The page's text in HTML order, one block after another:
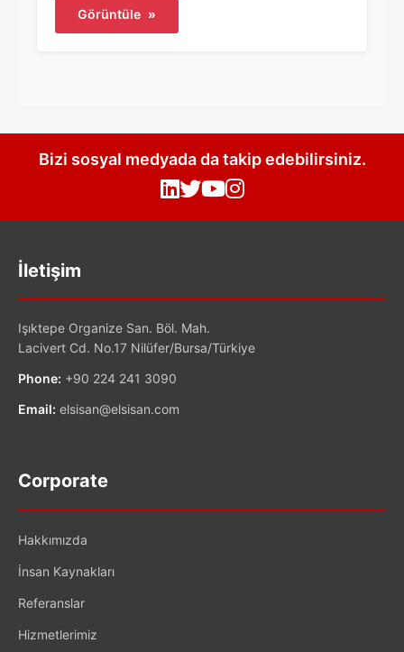
Görüntüle »
Bizi sosyal medyada da takip edebilirsiniz.
İletişim
Işıktepe Organize San. Böl. Mah.
Lacivert Cd. No.17 Nilüfer/Bursa/Türkiye
Phone: +90 224 241 3090
Email: elsisan@elsisan.com
Corporate
Hakkımızda
İnsan Kaynakları
Referanslar
Hizmetlerimiz